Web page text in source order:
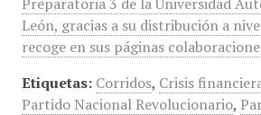
León, gracias a su distribución a
recoge en sus páginas
Etiquetas: Corridos, Crisis
Partido Nacional Revolucionario,